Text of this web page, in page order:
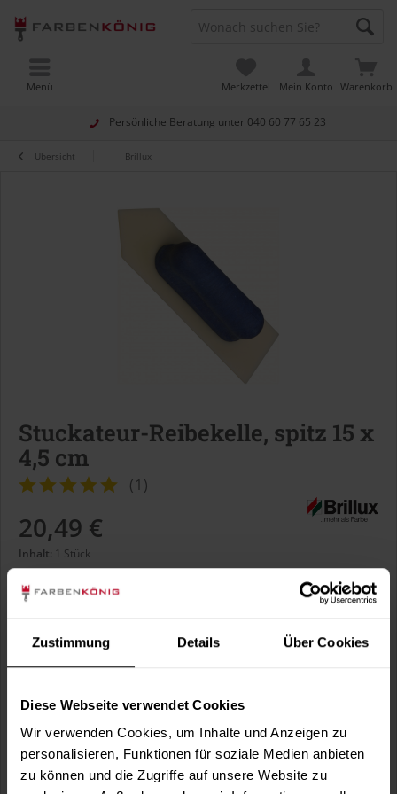
Zustimmung Details Über Cookies
Diese Webseite verwendet Cookies
Wir verwenden Cookies, um Inhalte und Anzeigen zu
personalisieren, Funktionen für soziale Medien anbieten
zu können und die Zugriffe auf unsere Website zu
Persönliche Beratung unter 040 60 77 65 23
Warenkorb
Merkzettel Mein Konto
Menü
Übersicht Brillux
Stuckateur-Reibekelle, spitz 15 x
4,5 cm
(1 )
20,49 €
Inhalt: 1 Stück
Merken Fragen zum Artikel?
Artikel-Nr.: BX3784